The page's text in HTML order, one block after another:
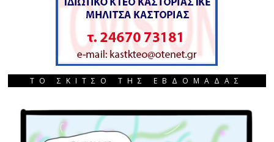
ΤΟ ΣΚΙΤΣΟ ΤΗΣ ΕΒΔΟΜΑΔΑΣ